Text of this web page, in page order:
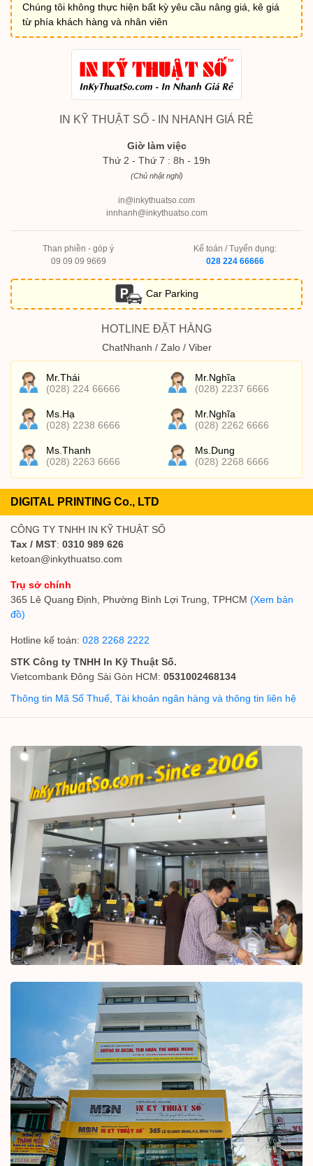
Chúng tôi không thực hiện bất kỳ yêu cầu nâng giá, kê giá
từ phía khách hàng và nhân viên
IN KỸ THUẬT SỐ - IN NHANH GIÁ RẺ
Giờ làm việc
Thứ 2 - Thứ 7 : 8h - 19h
(Chủ nhật nghỉ)
in@inkythuatso.com
innhanh@inkythuatso.com
Than phiền - góp ý
09 09 09 9669
Kế toán / Tuyển dụng:
028 224 66666
Car Parking
HOTLINE ĐẶT HÀNG
ChatNhanh / Zalo / Viber
Mr.Thái
(028) 224 66666
Mr.Nghĩa
(028) 2237 6666
Ms.Hạ
(028) 2238 6666
Mr.Nghĩa
(028) 2262 6666
Ms.Thanh
(028) 2263 6666
Ms.Dung
(028) 2268 6666
DIGITAL PRINTING Co., LTD
CÔNG TY TNHH IN KỸ THUẬT SỐ
Tax / MST: 0310 989 626
ketoan@inkythuatso.com
Trụ sở chính
365 Lê Quang Định, Phường Bình Lợi Trung, TPHCM (Xem bản
đồ)
Hotline kế toán: 028 2268 2222
STK Công ty TNHH In Kỹ Thuật Số.
Vietcombank Đông Sài Gòn HCM: 0531002468134
Thông tin Mã Số Thuế, Tài khoản ngân hàng và thông tin liên hệ